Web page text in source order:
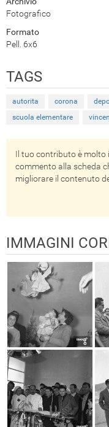
Fotografico
Formato
Pell. 6x6
TAGS
autorita corona
scuola elementare
Il tuo contributo è molto
commento alla scheda
migliorare il contenuto
IMMAGINI